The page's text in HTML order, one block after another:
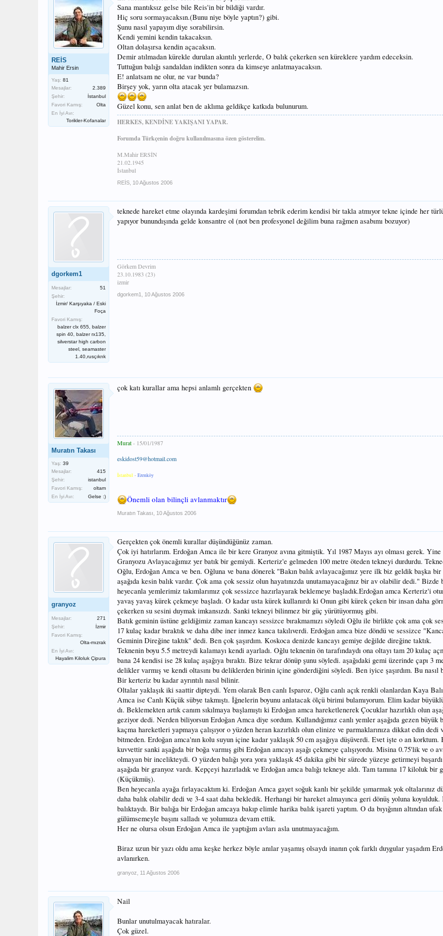
REİS
Mahir Ersin
Yaş: 81
Mesajlar:
2.389
Şehir:
İstanbul
Favori Kamış:
Olta
En İyi Avı:
Torikler-Kofanalar
Sana mantıksız gelse bile Reis'in bir bildiği vardır.
Hiç soru sormayacaksın.(Bunu niye böyle yaptın?) gibi.
Şunu nasıl yapayım diye sorabilirsin.
Kendi yemini kendin takacaksın.
Oltan dolaşırsa kendin açacaksın.
Demir atılmadan kürekle durulan akıntılı yerlerde, O balık çekerken sen küreklere yardım edeceksin.
Tuttuğun balığı sandaldan indikten sonra da kimseye anlatmayacaksın.
E! anlatsam ne olur, ne var bunda?
Birşey yok, yarın olta atacak yer bulamazsın.
Güzel konu, sen anlat ben de aklıma geldikçe katkıda bulunurum.
HERKES, KENDİNE YAKIŞANI YAPAR.
Forumda Türkçenin doğru kullanılmasına özen gösterelim.
M.Mahir ERSİN
21.02.1945
İstanbul
REİS 10 Ağustos 2006
dgorkem1
Mesajlar:
51
Şehir:
İzmir/ Karşıyaka / Eski
Foça
Favori Kamış:
balzer clx 655, balzer
spin 40, balzer rx135,
silverstar high carbon
steel, seamaster
1.40,rusçıkrık
teknede hareket etme olayında kardeşimi forumdan tebrik ederim kendisi bir takla atmıyor tekne içinde her
yapıyor bunundışında gelde konsantre ol (not ben profesyonel değilim buna rağmen asabımı bozuyor)
Görkem Devrim
23.10.1983 (23)
izmir
dgorkem1 10 Ağustos 2006
Muratın Takası
Yaş: 39
Mesajlar:
415
Şehir:
istanbul
Favori Kamış:
oltam
En İyi Avı:
Gelse :)
çok katı kurallar ama hepsi anlamlı gerçekten
Murat- 15/01/1987
eskidost59@hotmail.com
İstanbul - Erenköy
Önemli olan bilinçli avlanmaktır
Muratın Takası 10 Ağustos 2006
granyoz
Mesajlar:
271
Şehir:
İzmir
Favori Kamış:
Olta-mızrak
En İyi Avı:
Hayalim Kiloluk Çipura
Gerçekten çok önemli kurallar düşündüğünüz zaman.
Çok iyi hatırlarım. Erdoğan Amca ile bir kere Granyoz avına gitmiştik. Yıl 1987 Mayıs ayı olması gerek.
Granyozu Avlayacağımız yer batık bir gemiydi. Kerteriz'e gelmeden 100 metre öteden tekneyi durdurdu.
Oğlu, Erdoğan Amca ve ben. Oğluna ve bana dönerek "Bakın balık avlayacağımız yere ilk biz geldik başka
aşağıda kesin balık vardır. Çok ama çok sessiz olun hayatınızda unutamayacağınız bir av olabilir dedi." Bizde
heyecanla yemlerimiz takımlarımız çok sessizce hazırlayarak beklemeye başladık.Erdoğan amca Kerteriz'i
yavaş yavaş kürek çekmeye başladı. O kadar usta kürek kullanırdı ki Onun gibi kürek çeken bir insan daha
çekerken su sesini duymak imkansızdı. Sanki tekneyi bilinmez bir güç yürütüyormuş gibi.
Batık geminin üstüne geldiğimiz zaman kancayı sessizce bırakmamızı söyledi Oğlu ile birlikte çok ama çok
17 kulaç kadar bıraktık ve daha dibe iner inmez kanca takılıverdi. Erdoğan amca bize döndü ve sessizce
Geminin Direğine taktık" dedi. Ben çok şaşırdım. Koskoca denizde kancayı gemiye değilde direğine taktık.
Teknenin boyu 5.5 metreydi kalamayı kendi ayarladı. Oğlu teknenin ön tarafındaydı ona oltayı tam 20 kulaç
bana 24 kendisi ise 28 kulaç aşağıya bıraktı. Bize tekrar dönüp şunu söyledi. aşağıdaki gemi üzerinde çapı 3
delikler varmış ve kendi oltasını bu deliklerden birinin içine gönderdiğini söyledi. Ben iyice şaşırdım. Bu nasıl
Bir kerteriz bu kadar ayrıntılı nasıl bilinir.
Oltalar yaklaşık iki saattir dipteydi. Yem olarak Ben canlı Isparoz, Oğlu canlı açık renkli olanlardan Kaya
Amca ise Canlı Küçük sübye takmıştı. İğnelerin boyunu anlatacak ölçü birimi bulamıyorum. Elim kadar
dı. Beklemekten artık canım sıkılmaya başlamıştı ki Erdoğan amca hareketlenerek Çocuklar hazırlıklı olun
geziyor dedi. Nerden biliyorsun Erdoğan Amca diye sordum. Kullandığımız canlı yemler aşağıda gezen büyük
kaçma hareketleri yapmaya çalışıyor o yüzden heran kazırlıklı olun elinize ve parmaklarınıza dikkat edin dedi
bitmeden. Erdoğan amca'nın kolu suyun içine kadar yaklaşık 50 cm aşağıya düşüverdi. Evet işte o an korktum.
kuvvettir sanki aşağıda bir boğa varmış gibi Erdoğan amcayı aşağı çekmeye çalışıyordu. Misina 0.75'lik ve o
olmayan bir incelikteydi. O yüzden balığı yora yora yaklaşık 45 dakika gibi bir sürede yüzeye getirmeyi
aşağıda bir granyoz vardı. Kepçeyi hazırladık ve Erdoğan amca balığı tekneye aldı. Tam tamına 17 kiloluk bir
(Küçükmüş).
Ben heyecanla ayağa fırlayacaktım ki. Erdoğan Amca gayet soğuk kanlı bir şekilde şımarmak yok oltalarınız
daha balık olabilir dedi ve 3-4 saat daha bekledik. Herhangi bir hareket almayınca geri dönüş yoluna
balıktaydı. Bir balığa bir Erdoğan amcaya bakıp elimle harika balık işareti yaptım. O da bıyığının altından
gülümsemeyle başını salladı ve yolumuza devam ettik.
Her ne olursa olsun Erdoğan Amca ile yaptığım avları asla unutmayacağım.
Biraz uzun bir yazı oldu ama keşke herkez böyle anılar yaşamış olsaydı inanın çok farklı duygular yaşadım
avlanırken.
granyoz 11 Ağustos 2006
Nail
Bunlar unutulmayacak hatıralar.
Çok güzel.